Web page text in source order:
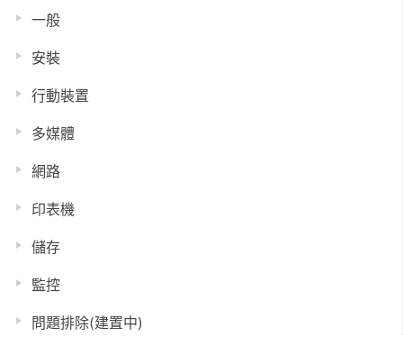
一般
安裝
行動裝置
多媒體
網路
印表機
儲存
監控
問題排除(建置中)